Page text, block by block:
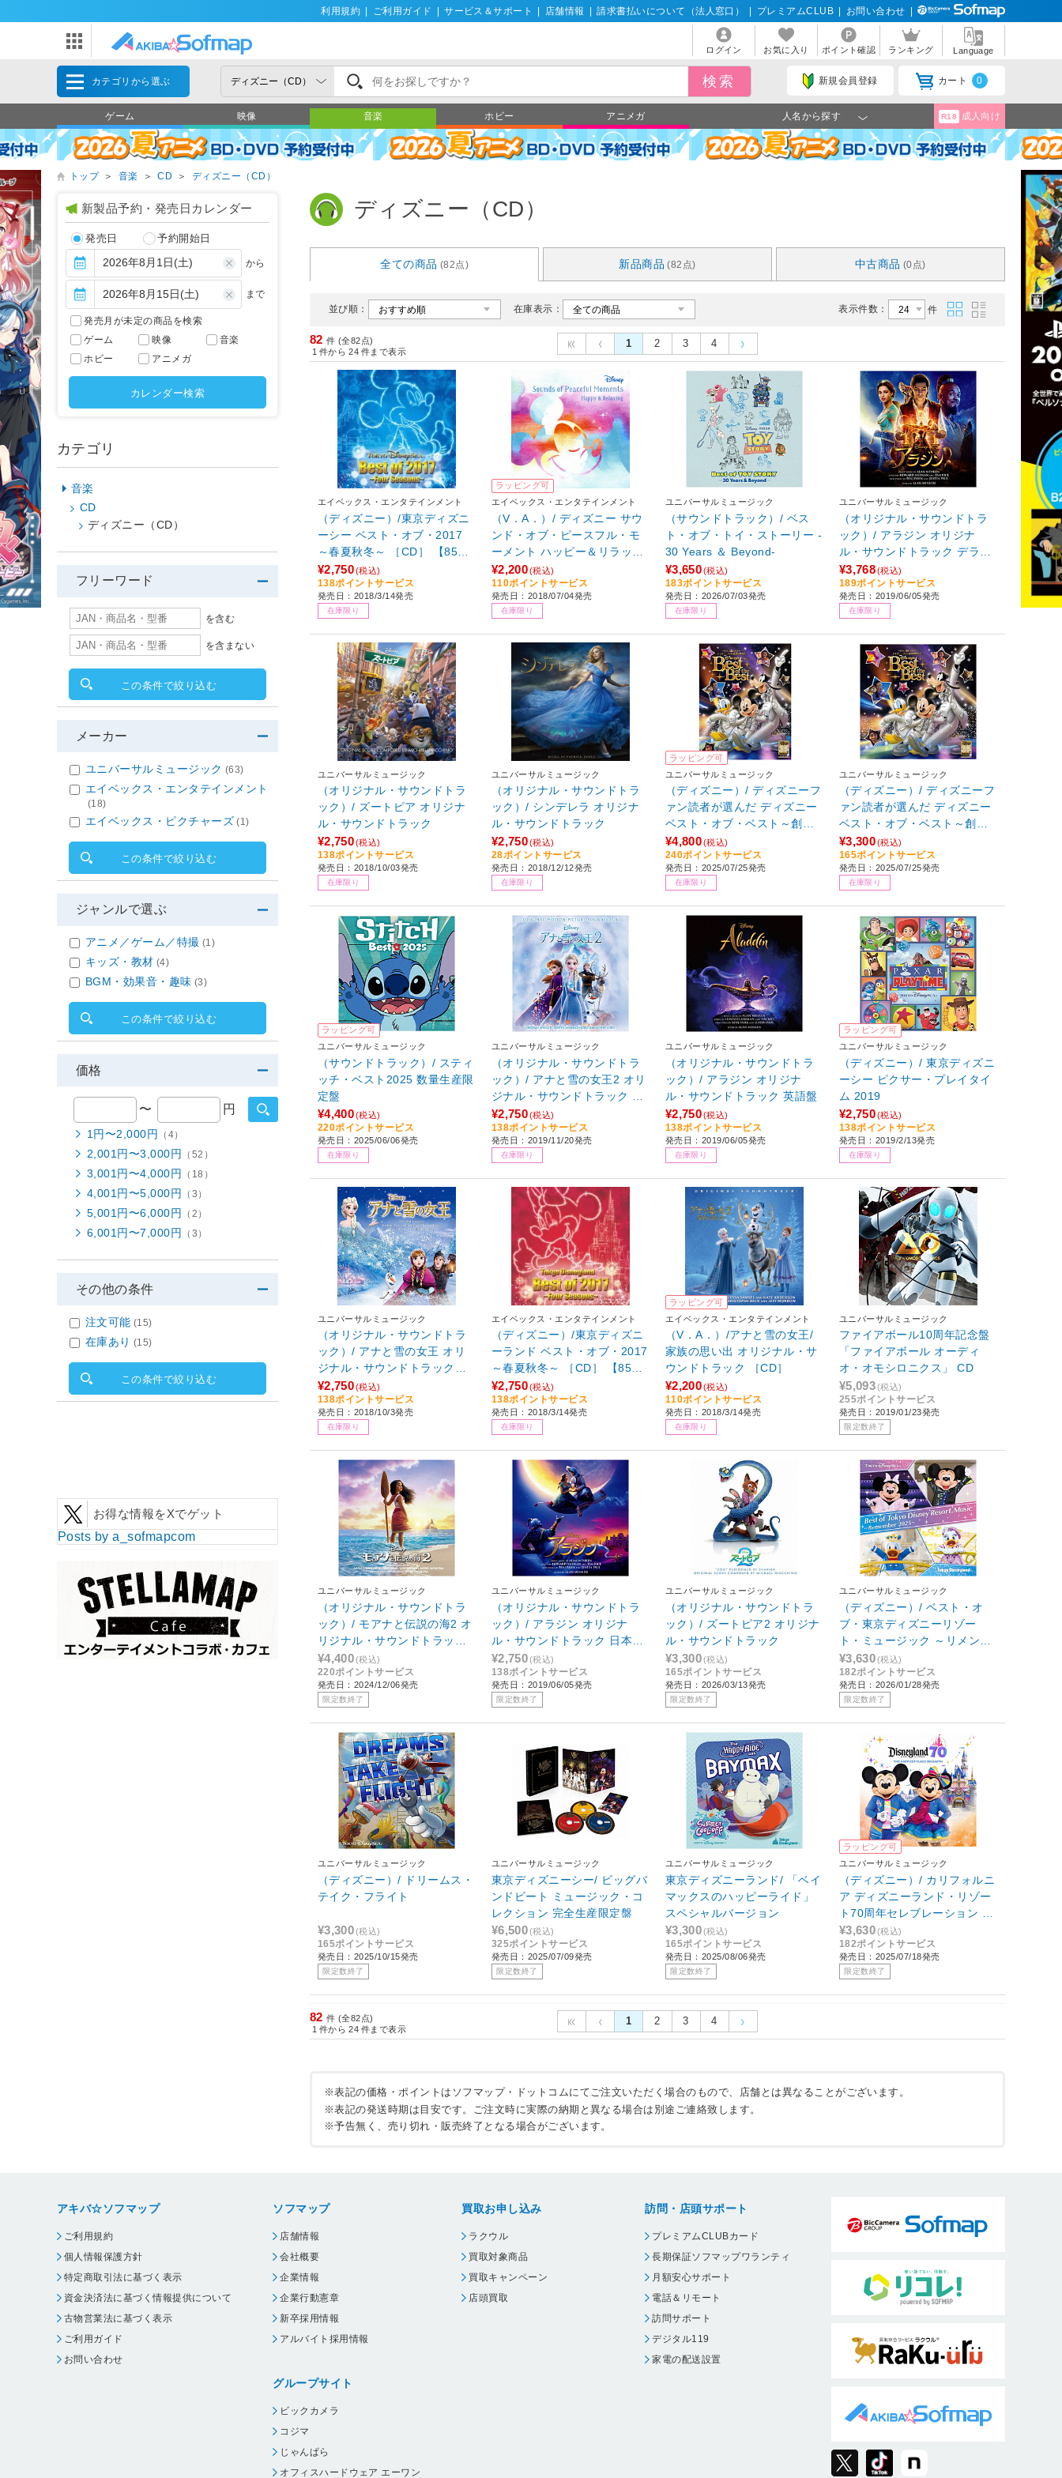
利用規約 ご利用ガイド サービス＆サポート 店舗情報 請求書払いについて（法人窓口） プレミアムCLUB お問い合わせ
ログイン お気に入り ポイント確認 ランキング Language
カテゴリから選ぶ 新規会員登録 カート 0
ゲーム 映像 音楽 ホビー アニメガ 人名から探す R18 成人向け
トップ ＞ 音楽 ＞ CD ＞ ディズニー（CD）
ディズニー（CD）
全ての商品 (82点) 新品商品 (82点) 中古商品 (0点)
並び順： 在庫表示： 表示件数： 件
82 件 (全82点)
1 件から 24 件まで表示
1 2 3 4
エイベックス・エンタテインメント
（ディズニー）/東京ディズニ
ーシー ベスト・オブ・2017
～春夏秋冬～ ［CD］ 【85
2】
¥2,750(税込)
138ポイントサービス
発売日：2018/3/14発売
在庫限り
ラッピング可
エイベックス・エンタテインメント
（V．A．）/ ディズニー サウ
ンド・オブ・ピースフル・モ
ーメント ハッピー＆リラック
ス
¥2,200(税込)
110ポイントサービス
発売日：2018/07/04発売
在庫限り
ユニバーサルミュージック
（サウンドトラック）/ ベス
ト・オブ・トイ・ストーリー -
30 Years ＆ Beyond-
¥3,650(税込)
183ポイントサービス
発売日：2026/07/03発売
在庫限り
ユニバーサルミュージック
（オリジナル・サウンドトラ
ック）/ アラジン オリジナ
ル・サウンドトラック デラッ
クス盤
¥3,768(税込)
189ポイントサービス
発売日：2019/06/05発売
在庫限り
ユニバーサルミュージック
（オリジナル・サウンドトラ
ック）/ ズートピア オリジナ
ル・サウンドトラック
¥2,750(税込)
138ポイントサービス
発売日：2018/10/03発売
在庫限り
ユニバーサルミュージック
（オリジナル・サウンドトラ
ック）/ シンデレラ オリジナ
ル・サウンドトラック
¥2,750(税込)
28ポイントサービス
発売日：2018/12/12発売
在庫限り
ラッピング可
ユニバーサルミュージック
（ディズニー）/ ディズニーフ
ァン読者が選んだ ディズニー
ベスト・オブ・ベスト～創刊3
5周年記念盤 限定盤
¥4,800(税込)
240ポイントサービス
発売日：2025/07/25発売
在庫限り
ユニバーサルミュージック
（ディズニー）/ ディズニーフ
ァン読者が選んだ ディズニー
ベスト・オブ・ベスト～創刊3
5周年記念盤 通常盤
¥3,300(税込)
165ポイントサービス
発売日：2025/07/25発売
在庫限り
ラッピング可
ユニバーサルミュージック
（サウンドトラック）/ スティ
ッチ・ベスト2025 数量生産限
定盤
¥4,400(税込)
220ポイントサービス
発売日：2025/06/06発売
在庫限り
ユニバーサルミュージック
（オリジナル・サウンドトラ
ック）/ アナと雪の女王2 オリ
ジナル・サウンドトラック 通
常盤
¥2,750(税込)
138ポイントサービス
発売日：2019/11/20発売
在庫限り
ユニバーサルミュージック
（オリジナル・サウンドトラ
ック）/ アラジン オリジナ
ル・サウンドトラック 英語盤
¥2,750(税込)
138ポイントサービス
発売日：2019/06/05発売
在庫限り
ラッピング可
ユニバーサルミュージック
（ディズニー）/ 東京ディズニ
ーシー ピクサー・プレイタイ
ム 2019
¥2,750(税込)
138ポイントサービス
発売日：2019/2/13発売
在庫限り
ユニバーサルミュージック
（オリジナル・サウンドトラ
ック）/ アナと雪の女王 オリ
ジナル・サウンドトラック
【852】
¥2,750(税込)
138ポイントサービス
発売日：2018/10/3発売
在庫限り
エイベックス・エンタテインメント
（ディズニー）/東京ディズニ
ーランド ベスト・オブ・2017
～春夏秋冬～ ［CD］ 【85
2】
¥2,750(税込)
138ポイントサービス
発売日：2018/3/14発売
在庫限り
ラッピング可
エイベックス・エンタテインメント
（V．A．）/アナと雪の女王/
家族の思い出 オリジナル・サ
ウンドトラック ［CD］
¥2,200(税込)
110ポイントサービス
発売日：2018/3/14発売
在庫限り
ユニバーサルミュージック
ファイアボール10周年記念盤
「ファイアボール オーディ
オ・オモシロニクス」 CD
¥5,093(税込)
255ポイントサービス
発売日：2019/01/23発売
限定数終了
ユニバーサルミュージック
（オリジナル・サウンドトラ
ック）/ モアナと伝説の海2 オ
リジナル・サウンドトラック
デラックス版
¥4,400(税込)
220ポイントサービス
発売日：2024/12/06発売
限定数終了
ユニバーサルミュージック
（オリジナル・サウンドトラ
ック）/ アラジン オリジナ
ル・サウンドトラック 日本語
盤
¥2,750(税込)
138ポイントサービス
発売日：2019/06/05発売
限定数終了
ユニバーサルミュージック
（オリジナル・サウンドトラ
ック）/ ズートピア2 オリジナ
ル・サウンドトラック
¥3,300(税込)
165ポイントサービス
発売日：2026/03/13発売
限定数終了
ユニバーサルミュージック
（ディズニー）/ ベスト・オ
ブ・東京ディズニーリゾー
ト・ミュージック ～リメンバ
ー2025～
¥3,630(税込)
182ポイントサービス
発売日：2026/01/28発売
限定数終了
ユニバーサルミュージック
（ディズニー）/ ドリームス・
テイク・フライト
¥3,300(税込)
165ポイントサービス
発売日：2025/10/15発売
限定数終了
ユニバーサルミュージック
東京ディズニーシー/ ビッグバ
ンドビート ミュージック・コ
レクション 完全生産限定盤
¥6,500(税込)
325ポイントサービス
発売日：2025/07/09発売
限定数終了
ユニバーサルミュージック
東京ディズニーランド/ 「ベイ
マックスのハッピーライド」
スペシャルバージョン
¥3,300(税込)
165ポイントサービス
発売日：2025/08/06発売
限定数終了
ラッピング可
ユニバーサルミュージック
（ディズニー）/ カリフォルニ
ア ディズニーランド・リゾー
ト70周年セレブレーション ミ
ュージック・アルバム
¥3,630(税込)
182ポイントサービス
発売日：2025/07/18発売
限定数終了
82 件 (全82点)
1 件から 24 件まで表示
1 2 3 4
※表記の価格・ポイントはソフマップ・ドットコムにてご注文いただく場合のもので、店舗とは異なることがございます。
※表記の発送時期は目安です。ご注文時に実際の納期と異なる場合は別途ご連絡致します。
※予告無く、売り切れ・販売終了となる場合がございます。
新製品予約・発売日カレンダー
発売日 予約開始日
から
まで
発売月が未定の商品を検索
ゲーム
映像
音楽
ホビー
アニメガ
カレンダー検索
カテゴリ
音楽
CD
ディズニー（CD）
フリーワード
を含む
を含まない
この条件で絞り込む
メーカー
ユニバーサルミュージック (63)
エイベックス・エンタテインメント
(18)
エイベックス・ピクチャーズ (1)
この条件で絞り込む
ジャンルで選ぶ
アニメ／ゲーム／特撮 (1)
キッズ・教材 (4)
BGM・効果音・趣味 (3)
この条件で絞り込む
価格
〜 円
1円〜2,000円 （4）
2,001円〜3,000円 （52）
3,001円〜4,000円 （18）
4,001円〜5,000円 （3）
5,001円〜6,000円 （2）
6,001円〜7,000円 （3）
その他の条件
注文可能 (15)
在庫あり (15)
この条件で絞り込む
お得な情報をXでゲット
Posts by a_sofmapcom
アキバ☆ソフマップ
ご利用規約
個人情報保護方針
特定商取引法に基づく表示
資金決済法に基づく情報提供について
古物営業法に基づく表示
ご利用ガイド
お問い合わせ
ソフマップ
店舗情報
会社概要
企業情報
企業行動憲章
新卒採用情報
アルバイト採用情報
グループサイト
ビックカメラ
コジマ
じゃんぱら
オフィスハードウェア エーワン
買取お申し込み
ラクウル
買取対象商品
買取キャンペーン
店頭買取
訪問・店頭サポート
プレミアムCLUBカード
長期保証ソフマップワランティ
月額安心サポート
電話＆リモート
訪問サポート
デジタル119
家電の配送設置